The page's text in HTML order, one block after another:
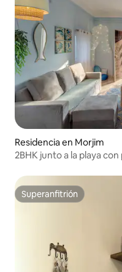
Residencia en Morjim
2BHK junto a la playa
Superanfitrión
Superanfitrión